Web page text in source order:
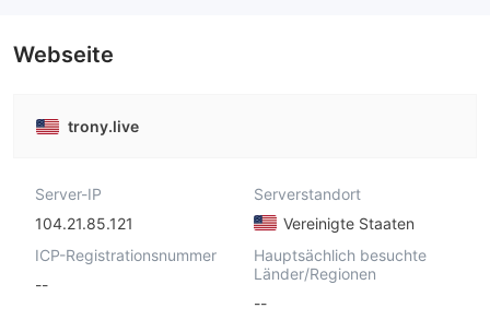
Webseite
trony.live
Server-IP
104.21.85.121
Serverstandort
Vereinigte Staaten
ICP-Registrationsnummer
--
Hauptsächlich besuchte
Länder/Regionen
--